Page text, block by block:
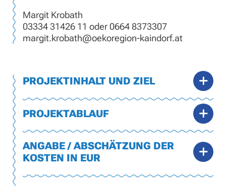
Margit Krobath
03334 31426 11 oder 0664 8373307
margit.krobath@oekoregion-kaindorf.at
PROJEKTINHALT UND ZIEL
PROJEKTABLAUF
ANGABE / ABSCHÄTZUNG DER
KOSTEN IN EUR